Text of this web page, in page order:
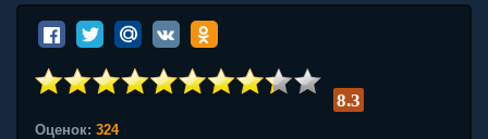
8.3
Оценок: 324